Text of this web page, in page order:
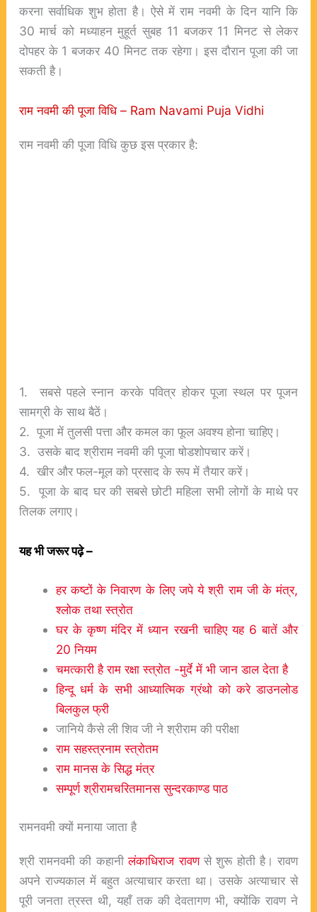
करना सर्वाधिक शुभ होता है। ऐसे में राम नवमी के दिन यानि कि
30 मार्च को मध्याहन मुहूर्त सुबह 11 बजकर 11 मिनट से लेकर
दोपहर के 1 बजकर 40 मिनट तक रहेगा। इस दौरान पूजा की जा
सकती है।
राम नवमी की पूजा विधि – Ram Navami Puja Vidhi
राम नवमी की पूजा विधि कुछ इस प्रकार है:
1. सबसे पहले स्नान करके पवित्र होकर पूजा स्थल पर पूजन
सामग्री के साथ बैठें।
2. पूजा में तुलसी पत्ता और कमल का फूल अवश्य होना चाहिए।
3. उसके बाद श्रीराम नवमी की पूजा षोडशोपचार करें।
4. खीर और फल-मूल को प्रसाद के रूप में तैयार करें।
5. पूजा के बाद घर की सबसे छोटी महिला सभी लोगों के माथे पर
तिलक लगाए।
यह भी जरूर पढ़े –
हर कष्टों के निवारण के लिए जपे ये श्री राम जी के मंत्र,
श्लोक तथा स्त्रोत
घर के कृष्ण मंदिर में ध्यान रखनी चाहिए यह 6 बातें और
20 नियम
चमत्कारी है राम रक्षा स्त्रोत -मुर्दे में भी जान डाल देता है
हिन्दू धर्म के सभी आध्यात्मिक ग्रंथो को करे डाउनलोड
बिलकुल फ्री
जानिये कैसे ली शिव जी ने श्रीराम की परीक्षा
राम सहस्त्रनाम स्त्रोतम
राम मानस के सिद्ध मंत्र
सम्पूर्ण श्रीरामचरितमानस सुन्दरकाण्ड पाठ
रामनवमी क्यों मनाया जाता है
श्री रामनवमी की कहानीलंकाधिराज रावणसे शुरू होती है। रावण
अपने राज्यकाल में बहुत अत्याचार करता था। उसके अत्याचार से
पूरी जनता त्रस्त थी, यहाँ तक की देवतागण भी, क्योंकि रावण ने